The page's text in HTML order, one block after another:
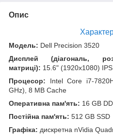
Опис
Модель: Dell Precision 3520
Дисплей (діагональ,
матриці): 15.6" (1920x1080) IPS
Процесор: Intel Core i7-
GHz), 8 MB Cache
Оперативна пам'ять: 16 GB
Постійна пам'ять: 512 GB SSD
Графіка: дискретна nVidia